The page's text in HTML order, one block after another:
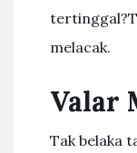
melacak.
Valar
Tak belaka